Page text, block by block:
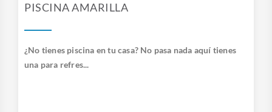
PISCINA AMARILLA
¿No tienes piscina en tu casa? No pasa nada aquí tienes
una para refres...